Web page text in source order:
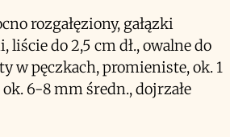
rozgałęziony, gałązki
do 2,5 cm dł., owalne do
w pęczkach, promieniste, ok. 1
ok. 6-8 mm średn., dojrzałe